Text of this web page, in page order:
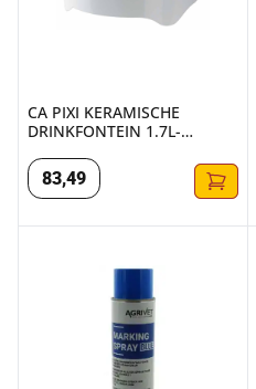
CA PIXI KERAMISCHE
DRINKFONTEIN 1.7L-
83,49